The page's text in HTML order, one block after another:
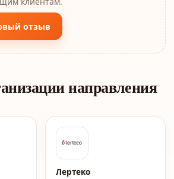
отзыв
направления
Лертеко